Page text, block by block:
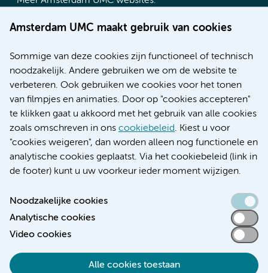
Amsterdam UMC maakt gebruik van cookies
Sommige van deze cookies zijn functioneel of technisch
noodzakelijk. Andere gebruiken we om de website te
verbeteren. Ook gebruiken we cookies voor het tonen
van filmpjes en animaties. Door op "cookies accepteren"
te klikken gaat u akkoord met het gebruik van alle cookies
zoals omschreven in ons cookiebeleid. Kiest u voor
"cookies weigeren", dan worden alleen nog functionele en
analytische cookies geplaatst. Via het cookiebeleid (link in
de footer) kunt u uw voorkeur ieder moment wijzigen.
Noodzakelijke cookies
Analytische cookies
Video cookies
Alle cookies toestaan
Werken bij Amsterdam UMC
Nieuws
Research
Educatie locatie AMC
Educatie locatie VUmc
Verwijzen & diagnostiek
Toegankelijkheidsverklaring
Responsible disclosure